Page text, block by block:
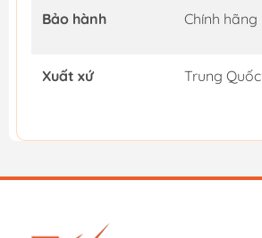
Bảo hành Chính hãng
Xuất xứ Trung Quốc